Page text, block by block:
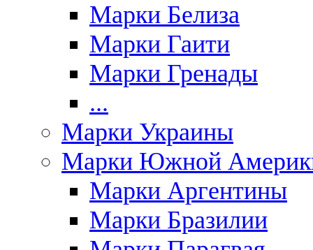
Марки Белиза
Марки Гаити
Марки Гренады
...
Марки Украины
Марки Южной
Марки Аргентины
Марки Бразилии